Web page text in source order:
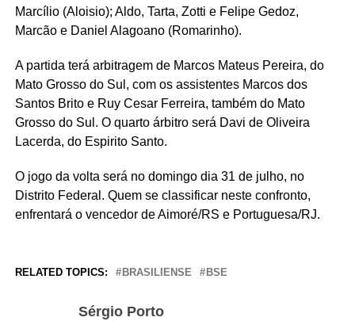
Marcílio (Aloisio); Aldo, Tarta, Zotti e Felipe Gedoz,
Marcão e Daniel Alagoano (Romarinho).
A partida terá arbitragem de Marcos Mateus Pereira, do
Mato Grosso do Sul, com os assistentes Marcos dos
Santos Brito e Ruy Cesar Ferreira, também do Mato
Grosso do Sul. O quarto árbitro será Davi de Oliveira
Lacerda, do Espirito Santo.
O jogo da volta será no domingo dia 31 de julho, no
Distrito Federal. Quem se classificar neste confronto,
enfrentará o vencedor de Aimoré/RS e Portuguesa/RJ.
RELATED TOPICS: BRASILIENSE BSE
Sérgio Porto